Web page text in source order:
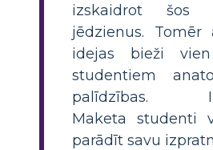
izskaidrot šos
jēdzienus. Tomēr
idejas bieži
studentiem
palīdzības.
Maketa studenti
parādīt savu